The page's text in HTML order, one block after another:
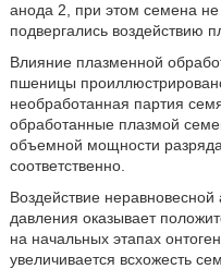
анода 2, при этом семена не
подвергались воздействию
Влияние плазменной
пшеницы
необработанная партия
обработанные плазмой
объемной мощности
соответственно.
Воздействие
давления оказывает
на начальных этапах
увеличивается всхожесть